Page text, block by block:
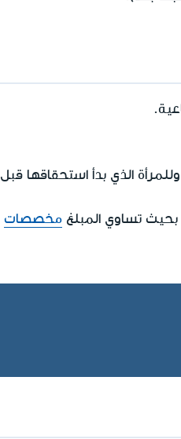
وللمرأة الذي بدأ استحقاقها قبل
تساوي المبلغ مخصصات